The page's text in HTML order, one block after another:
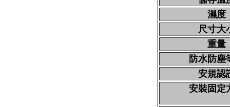
濕度
尺寸大
重量
防水防塵
安規認
安裝固定